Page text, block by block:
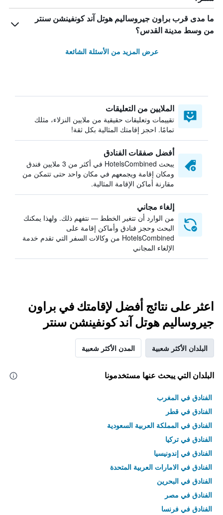
ما مدى قرب براون جيروساليم هوتل آند كونفينشن سنتر
من وسط مدينة القدس؟
عرض المزيد من الأسئلة الشائعة
الملايين من التعليقات
تقييمات وتعليقات حقيقية من ملايين النزلاء، مثلك
تمامًا. احجز إقامتك المثالية بكل ثقة!
أفضل صفقات الفنادق
يبحث HotelsCombined في أكثر من 3 ملايين فندق
ومكان إقامة ويجمعهم في مكان واحد حتى تتمكن من
مقارنة أماكن الإقامة المثالية.
إلغاء مجاني
من الوارد أن تتغير الخطط — نتفهم ذلك. ولهذا يمكنك
البحث وحجز فنادق وأماكن إقامة على
HotelsCombined من وكالات السفر التي تقدم خدمة
الإلغاء المجاني
اعثر على نتائج أفضل لإقامتك في براون
جيروساليم هوتل آند كونفينشن سنتر
البلدان الأكثر شعبية المدن الأكثر شعبية
البلدان التي يبحث عنها مستخدمونا
الفنادق في المغرب
الفنادق في قطر
الفنادق في المملكة العربية السعودية
الفنادق في تركيا
الفنادق في إندونيسيا
الفنادق في الامارات العربية المتحدة
الفنادق في البحرين
الفنادق في مصر
الفنادق في فرنسا